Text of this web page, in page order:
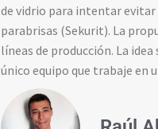
de vidrio para intentar evitar
parabrisas (Sekurit). La
líneas de producción. La
único equipo que trabaje en